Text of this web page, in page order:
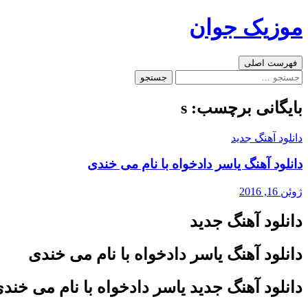
به
موزیک جوان
جست‌وجو
فهرست اصلی
جستجو
بایگانی برچسب: s
دانلود آهنگ جدید
دانلود آهنگ یاسر دادخواه با نام می خندی
ژوئن 16, 2016
دانلود آهنگ جدید
دانلود آهنگ یاسر دادخواه با نام می خندی
دانلود آهنگ جدید یاسر دادخواه با نام می